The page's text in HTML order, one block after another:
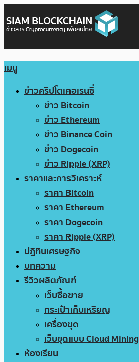
เมนู
ข่าวคริปโตเคอเรนซี่
ข่าว Bitcoin
ข่าว Ethereum
ข่าว Binance Coin
ข่าว Dogecoin
ข่าว Ripple (XRP)
ราคาและการวิเคราะห์
ราคา Bitcoin
ราคา Ethereum
ราคา Dogecoin
ราคา Ripple (XRP)
ปฏิทินเศรษฐกิจ
บทความ
รีวิวผลิตภัณฑ์
เว็บซื้อขาย
กระเป๋าเก็บเหรียญ
เครื่องขุด
เว็บขุดแบบ Cloud Mining
ห้องเรียน